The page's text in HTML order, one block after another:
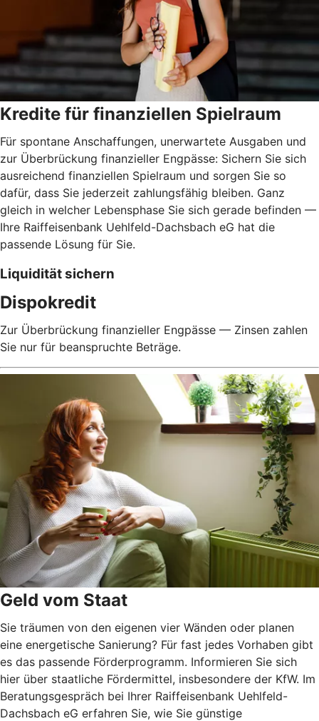
Kredite für finanziellen Spielraum
Für spontane Anschaffungen, unerwartete Ausgaben und
zur Überbrückung finanzieller Engpässe: Sichern Sie sich
ausreichend finanziellen Spielraum und sorgen Sie so
dafür, dass Sie jederzeit zahlungsfähig bleiben. Ganz
gleich in welcher Lebensphase Sie sich gerade befinden —
Ihre Raiffeisenbank Uehlfeld-Dachsbach eG hat die
passende Lösung für Sie.
Liquidität sichern
Dispokredit
Zur Überbrückung finanzieller Engpässe — Zinsen zahlen
Sie nur für beanspruchte Beträge.
Geld vom Staat
Sie träumen von den eigenen vier Wänden oder planen
eine energetische Sanierung? Für fast jedes Vorhaben gibt
es das passende Förderprogramm. Informieren Sie sich
hier über staatliche Fördermittel, insbesondere der KfW. Im
Beratungsgespräch bei Ihrer Raiffeisenbank Uehlfeld-
Dachsbach eG erfahren Sie, wie Sie günstige